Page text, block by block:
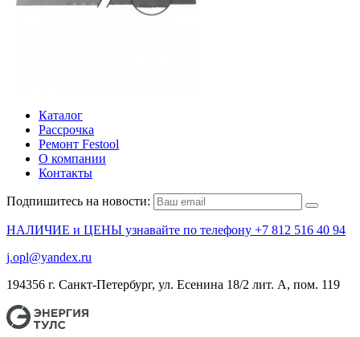
Каталог
Рассрочка
Ремонт Festool
О компании
Контакты
Подпишитесь на новости:
НАЛИЧИЕ и ЦЕНЫ узнавайте по телефону +7 812 516 40 94
j.opl@yandex.ru
194356 г. Санкт-Петербург, ул. Есенина 18/2 лит. А, пом. 119